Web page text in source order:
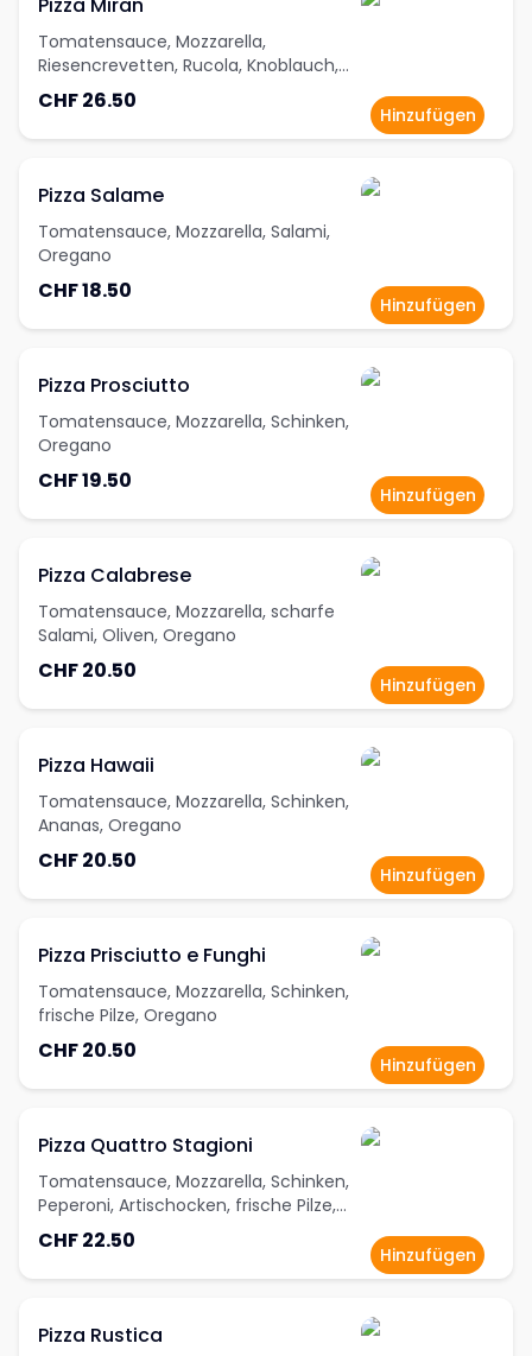
Tomatensauce, Mozzarella,
Riesencrevetten, Rucola, Knoblauch,
Oregano
CHF 26.50
Hinzufügen
Pizza Salame
Tomatensauce, Mozzarella, Salami,
Oregano
CHF 18.50
Hinzufügen
Pizza Prosciutto
Tomatensauce, Mozzarella, Schinken,
Oregano
CHF 19.50
Hinzufügen
Pizza Calabrese
Tomatensauce, Mozzarella, scharfe
Salami, Oliven, Oregano
CHF 20.50
Hinzufügen
Pizza Hawaii
Tomatensauce, Mozzarella, Schinken,
Ananas, Oregano
CHF 20.50
Hinzufügen
Pizza Prisciutto e Funghi
Tomatensauce, Mozzarella, Schinken,
frische Pilze, Oregano
CHF 20.50
Hinzufügen
Pizza Quattro Stagioni
Tomatensauce, Mozzarella, Schinken,
Peperoni, Artischocken, frische Pilze,
Oregano
CHF 22.50
Hinzufügen
Pizza Rustica